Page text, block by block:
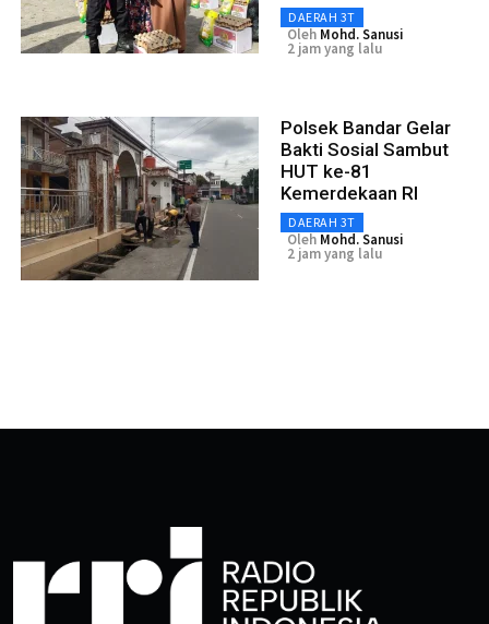
DAERAH 3T
Oleh Mohd. Sanusi
2 jam yang lalu
Polsek Bandar Gelar
Bakti Sosial Sambut
HUT ke-81
Kemerdekaan RI
DAERAH 3T
Oleh Mohd. Sanusi
2 jam yang lalu